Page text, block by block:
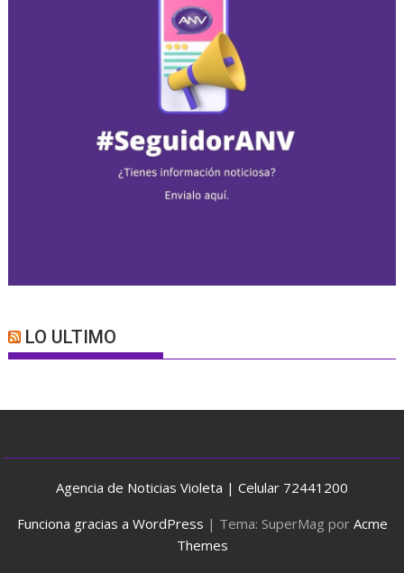
LO ULTIMO
Agencia de Noticias Violeta | Celular 72441200
Funciona gracias a WordPress | Tema: SuperMag por Acme
Themes